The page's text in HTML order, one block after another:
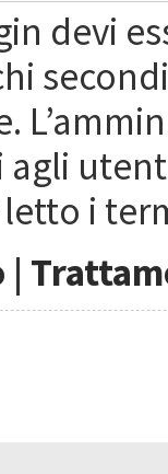
devi
agli
i
|